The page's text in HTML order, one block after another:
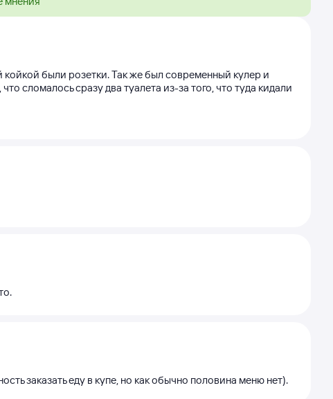
были розетки. Так же был современный кулер и
сломалось сразу два туалета из-за того, что туда кидали
заказать еду в купе, но как обычно половина меню нет).